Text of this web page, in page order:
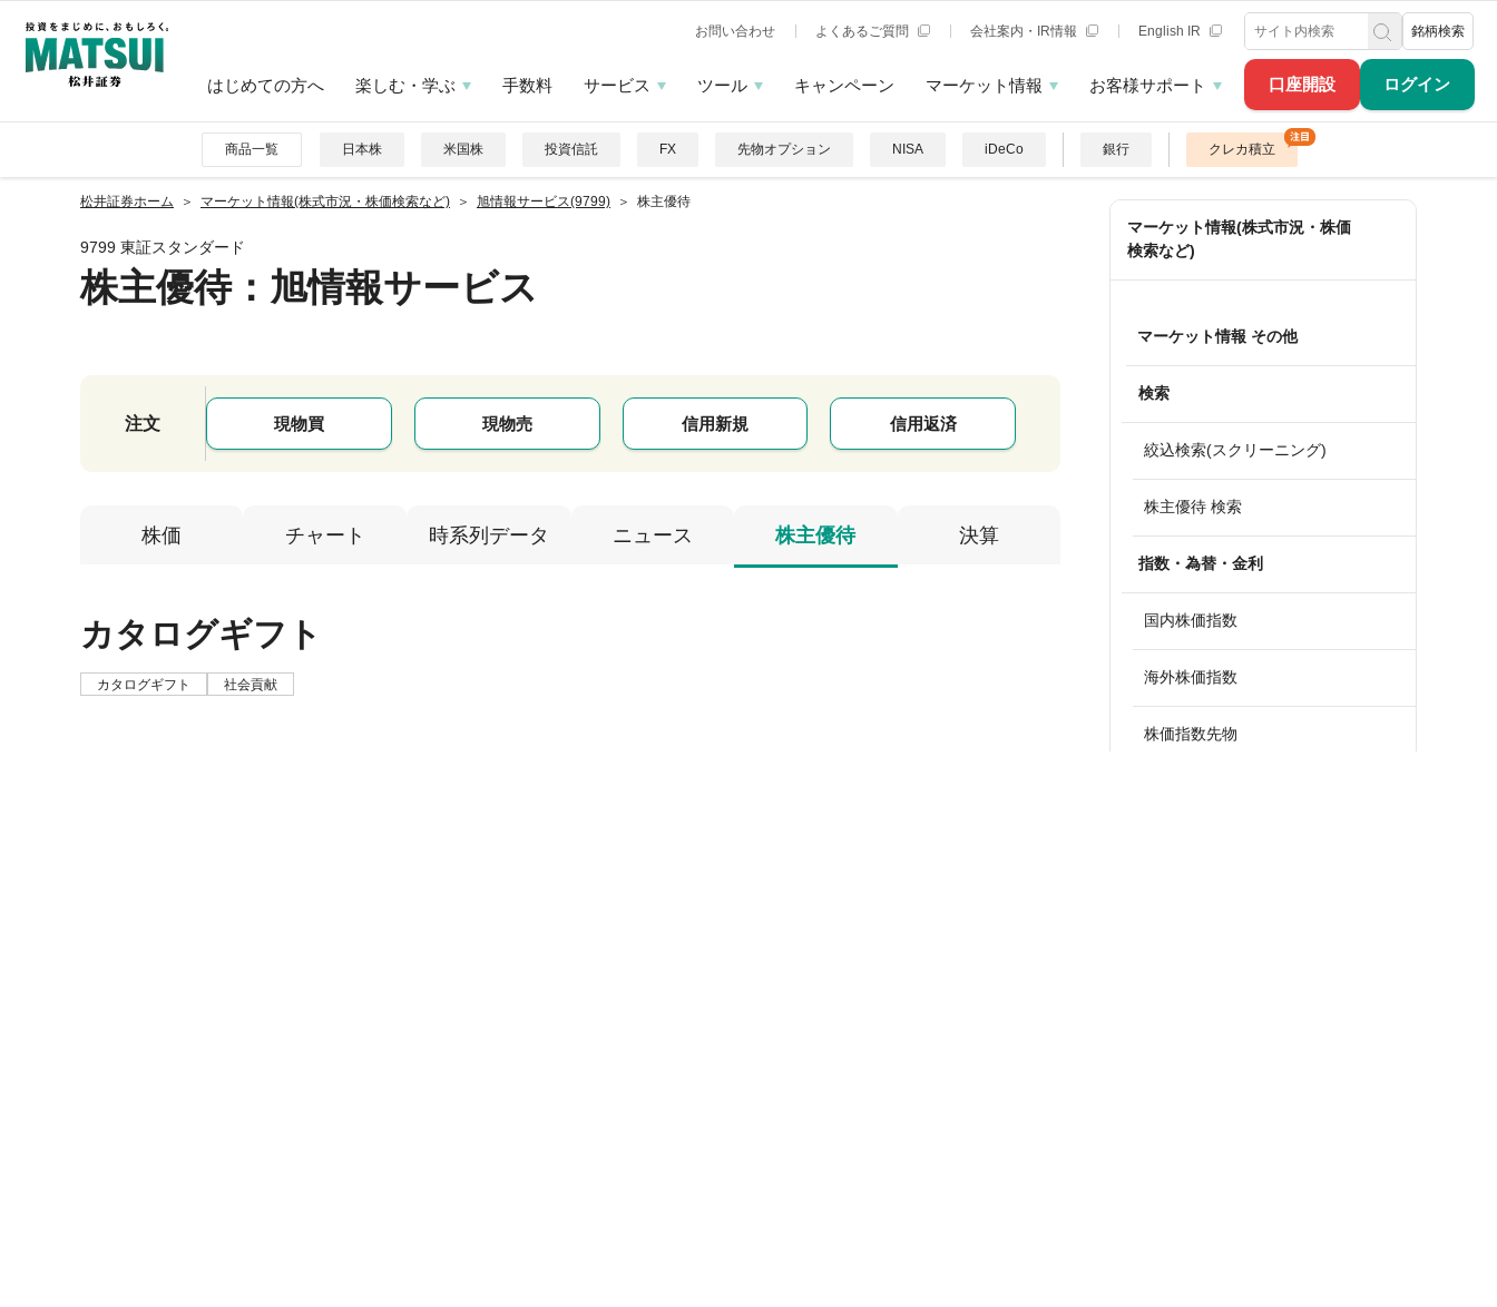
口座開設 ログイン
お問い合わせ よくあるご質問 会社案内・IR情報 English IR 銘柄検索
はじめての方へ 楽しむ・学ぶ 手数料 サービス ツール キャンペーン マーケット情報 お客様サポート
商品一覧 日本株 米国株 投資信託 FX 先物オプション NISA iDeCo 銀行 クレカ積立
松井証券ホーム マーケット情報(株式市況・株価検索など) 旭情報サービス(9799) 株主優待
9799 東証スタンダード
株主優待：旭情報サービス
注文 現物買 現物売 信用新規 信用返済
株価 チャート 時系列データ ニュース 株主優待 決算
カタログギフト
カタログギフト 社会貢献
マーケット情報(株式市況・株価
検索など)
マーケット情報 その他
検索
絞込検索(スクリーニング)
株主優待 検索
指数・為替・金利
国内株価指数
海外株価指数
株価指数先物